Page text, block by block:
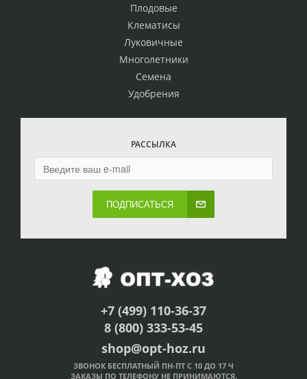
Плодовые
Клематисы
Луковичные
Многолетники
Семена
Удобрения
РАССЫЛКА
ПОДПИСАТЬСЯ
+7 (499) 110-36-37
8 (800) 333-53-45
shop@opt-hoz.ru
ЗВОНОК БЕСПЛАТНЫЙ ПН-ПТ С 10 ДО 17 Ч
ЗАКАЗЫ ПО ТЕЛЕФОНУ НЕ ПРИНИМАЮТСЯ.